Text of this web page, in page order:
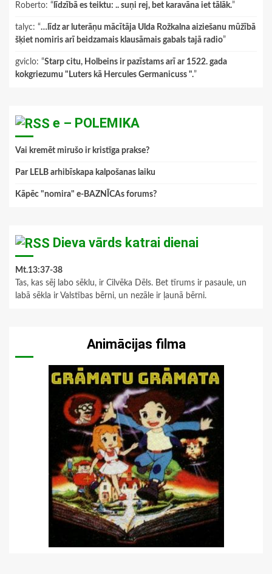
Roberto: “ līdzībā es teiktu: .. suņi rej, bet karavāna iet tālāk.”
talyc: “…līdz ar luterāņu mācītāja Ulda Rožkalna aiziešanu mūžībā
šķiet nomiris arī beidzamais klausāmais gabals tajā radio”
gviclo: “Starp citu, Holbeins ir pazīstams arī ar 1522. gada
kokgriezumu "Luters kā Hercules Germanicuss ".”
e – POLEMIKA
Vai kremēt mirušo ir kristīga prakse?
Par LELB arhibīskapa kalpošanas laiku
Kāpēc "nomira" e-BAZNĪCAs forums?
Dieva vārds katrai dienai
Mt.13:37-38
Tas, kas sēj labo sēklu, ir Cilvēka Dēls. Bet tīrums ir pasaule, un
labā sēkla ir Valstības bērni, un nezāle ir ļaunā bērni.
Animācijas filma